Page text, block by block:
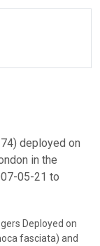
deployed on
in the
05-21 to
Deployed on
fasciata) and